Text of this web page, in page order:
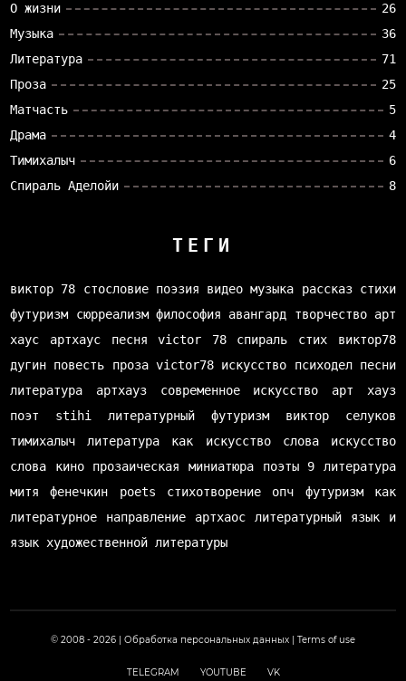
О жизни
26
Музыка
36
Литература
71
Проза
25
Матчасть
5
Драма
4
Тимихалыч
6
Спираль Аделойи
8
ТЕГИ
виктор 78 стословие поэзия видео музыка рассказ стихи
футуризм
сюрреализм философия авангард творчество арт
хаус
артхаус песня victor 78 спираль стих
виктор78
дугин повесть проза victor78 искусство психодел песни
литература
артхауз современное искусство
арт хауз
поэт
stihi литературный футуризм
виктор селуков
тимихалыч
литература как искусство слова
искусство
слова
кино прозаическая миниатюра поэты
9 литература
митя фенечкин
poets стихотворение опч
футуризм как
литературное направление
артхаос
литературный язык и
язык художественной литературы
© 2008 - 2026 | Обработка персональных данных Terms of use
TELEGRAM YOUTUBE VK